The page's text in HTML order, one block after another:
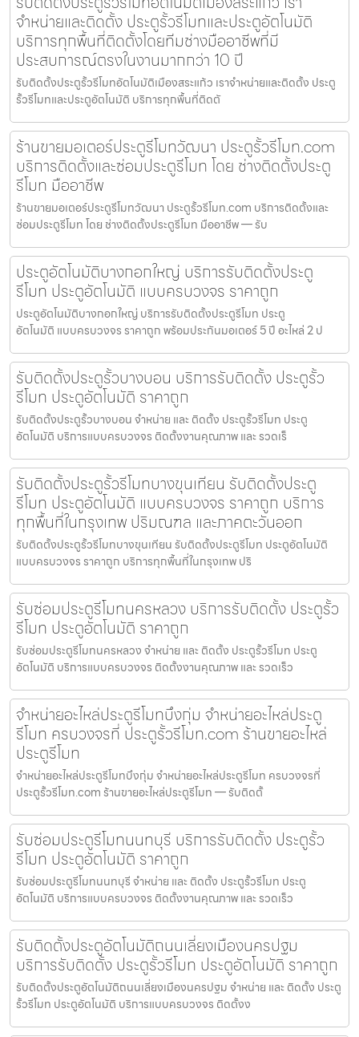
จำหน่ายและติดตั้ง ประตูรั้วรีโมทและประตูอัตโนมัติ
บริการทุกพื้นที่ติดตั้งโดยทีมช่างมืออาชีพที่มี
ประสบการณ์ตรงในงานมากกว่า 10 ปี
รับติดตั้งประตูรั้วรีโมทอัตโนมัติเมืองสระแก้ว เราจำหน่ายและติดตั้ง ประตู
รั้วรีโมทและประตูอัตโนมัติ บริการทุกพื้นที่ติดตั
ร้านขายมอเตอร์ประตูรีโมทวัฒนา ประตูรั้วรีโมท.com
บริการติดตั้งและซ่อมประตูรีโมท โดย ช่างติดตั้งประตู
รีโมท มืออาชีพ
ร้านขายมอเตอร์ประตูรีโมทวัฒนา ประตูรั้วรีโมท.com บริการติดตั้งและ
ซ่อมประตูรีโมท โดย ช่างติดตั้งประตูรีโมท มืออาชีพ — รับ
ประตูอัตโนมัติบางกอกใหญ่ บริการรับติดตั้งประตู
รีโมท ประตูอัตโนมัติ แบบครบวงจร ราคาถูก
ประตูอัตโนมัติบางกอกใหญ่ บริการรับติดตั้งประตูรีโมท ประตู
อัตโนมัติ แบบครบวงจร ราคาถูก พร้อมประกันมอเตอร์ 5 ปี อะไหล่ 2 ป
รับติดตั้งประตูรั้วบางบอน บริการรับติดตั้ง ประตูรั้ว
รีโมท ประตูอัตโนมัติ ราคาถูก
รับติดตั้งประตูรั้วบางบอน จำหน่าย และ ติดตั้ง ประตูรั้วรีโมท ประตู
อัตโนมัติ บริการแบบครบวงจร ติดตั้งงานคุณภาพ และ รวดเร็
รับติดตั้งประตูรั้วรีโมทบางขุนเทียน รับติดตั้งประตู
รีโมท ประตูอัตโนมัติ แบบครบวงจร ราคาถูก บริการ
ทุกพื้นที่ในกรุงเทพ ปริมณฑล และภาคตะวันออก
รับติดตั้งประตูรั้วรีโมทบางขุนเทียน รับติดตั้งประตูรีโมท ประตูอัตโนมัติ
แบบครบวงจร ราคาถูก บริการทุกพื้นที่ในกรุงเทพ ปริ
รับซ่อมประตูรีโมทนครหลวง บริการรับติดตั้ง ประตูรั้ว
รีโมท ประตูอัตโนมัติ ราคาถูก
รับซ่อมประตูรีโมทนครหลวง จำหน่าย และ ติดตั้ง ประตูรั้วรีโมท ประตู
อัตโนมัติ บริการแบบครบวงจร ติดตั้งงานคุณภาพ และ รวดเร็ว
จำหน่ายอะไหล่ประตูรีโมทบึงกุ่ม จำหน่ายอะไหล่ประตู
รีโมท ครบวงจรที่ ประตูรั้วรีโมท.com ร้านขายอะไหล่
ประตูรีโมท
จำหน่ายอะไหล่ประตูรีโมทบึงกุ่ม จำหน่ายอะไหล่ประตูรีโมท ครบวงจรที่
ประตูรั้วรีโมท.com ร้านขายอะไหล่ประตูรีโมท — รับติดตั้
รับซ่อมประตูรีโมทนนทบุรี บริการรับติดตั้ง ประตูรั้ว
รีโมท ประตูอัตโนมัติ ราคาถูก
รับซ่อมประตูรีโมทนนทบุรี จำหน่าย และ ติดตั้ง ประตูรั้วรีโมท ประตู
อัตโนมัติ บริการแบบครบวงจร ติดตั้งงานคุณภาพ และ รวดเร็ว
รับติดตั้งประตูอัตโนมัติถนนเลี่ยงเมืองนครปฐม
บริการรับติดตั้ง ประตูรั้วรีโมท ประตูอัตโนมัติ ราคาถูก
รับติดตั้งประตูอัตโนมัติถนนเลี่ยงเมืองนครปฐม จำหน่าย และ ติดตั้ง ประตู
รั้วรีโมท ประตูอัตโนมัติ บริการแบบครบวงจร ติดตั้งง